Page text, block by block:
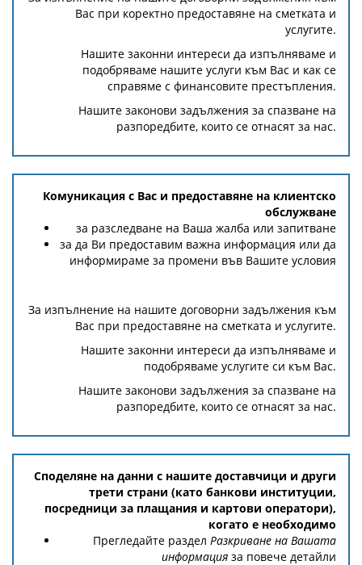
Вас при коректно предоставяне на сметката и
услугите.
Нашите законни интереси да изпълняваме и
подобряваме нашите услуги към Вас и как се
справяме с финансовите престъпления.
Нашите законови задължения за спазване на
разпоредбите, които се отнасят за нас.
Комуникация с Вас и предоставяне на клиентско
обслужване
за разследване на Ваша жалба или запитване
за да Ви предоставим важна информация или да
информираме за промени във Вашите условия
За изпълнение на нашите договорни задължения към
Вас при предоставяне на сметката и услугите.
Нашите законни интереси да изпълняваме и
подобряваме услугите си към Вас.
Нашите законови задължения за спазване на
разпоредбите, които се отнасят за нас.
Споделяне на данни с нашите доставчици и други
трети страни (като банкови институции,
посредници за плащания и картови оператори),
когато е необходимо
Прегледайте раздел Разкриване на Вашата
информация за повече детайли